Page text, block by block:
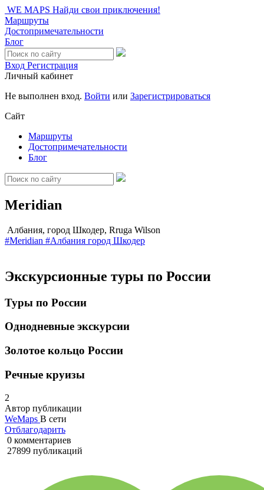
WE MAPS Найди свои приключения!
Маршруты
Достопримечательности
Блог
Вход Регистрация
Личный кабинет
Не выполнен вход. Войти или Зарегистрироваться
Сайт
Маршруты
Достопримечательности
Блог
Meridian
Албания, город Шкодер, Rruga Wilson
#Meridian #Албания город Шкодер
Экскурсионные туры по России
Туры по России
Однодневные экскурсии
Золотое кольцо России
Речные круизы
2
Автор публикации
WeMaps В сети
Отблагодарить
0 комментариев
27899 публикаций